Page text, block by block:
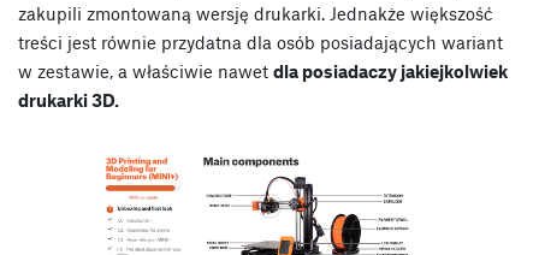
zakupili zmontowaną wersję drukarki. Jednakże większość
treści jest równie przydatna dla osób posiadających wariant
w zestawie, a właściwie nawet dla posiadaczy jakiejkolwiek
drukarki 3D.